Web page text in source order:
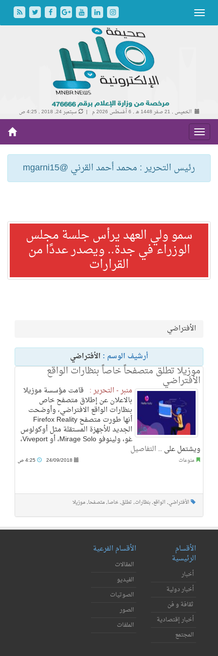
الخميس , 21 صفر 1448 هـ , 6 أغسطس 2026 م | سبتمبر 24, 2018 , 4:25 ص
رئيس التحرير : محمد أحمد القرني @mgarni15
سمو ولي العهد يرأس جلسة مجلس
الوزراء في جدة.. ويصدر عددًا من
القرارات
الأفتراضي
أرشيف الوسم : الأفتراضي
موزيلا تطلق متصفحاً خاصاً بنظارات الواقع
الأفتراضي
منبر - التحرير : قامت مؤسسة موزيلا
بالاعلان عن إطلاق متصفح خاص
بنظارات الواقع الافتراضي، وأوضحت
أنها طورت متصفح Firefox Reality
الجديد للأجهزة المستقلة مثل أوكولوس
غو، ولينوفو Mirage Solo، أو Viveport،
ويشتمل على .. التفاصيل
منوعات 24/09/2018
الأفتراضي, الواقع, بنظارات, تطلق, خاصا, متصفحا, موزيلا
الأقسام
الرئيسية
أخبار
أخبار دولية
ثقافة و فن
أخبار إقتصادية
المجتمع
الأقسام الفرعية
المقالات
الفيديو
الصوتيات
الصور
الملفات